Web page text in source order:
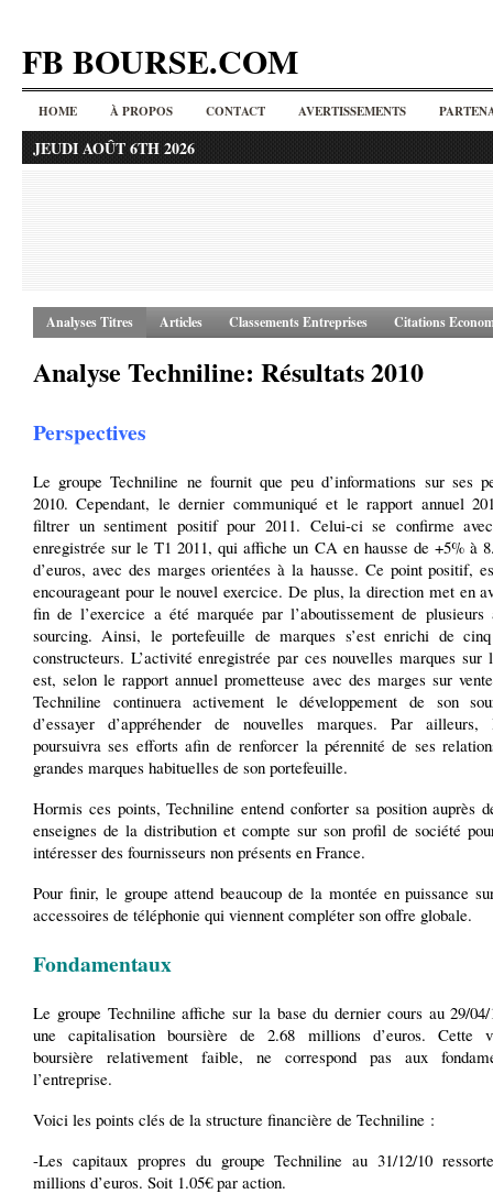
FB BOURSE.COM
HOME À PROPOS CONTACT AVERTISSEMENTS
JEUDI AOÛT 6TH 2026
Analyses Titres Articles Classements Entreprises Citations
Analyse Techniline: Résultats 2010
Perspectives
Le groupe Techniline ne fournit que peu d’informations sur ses
2010. Cependant, le dernier communiqué et le rapport annuel
filtrer un sentiment positif pour 2011. Celui-ci se confirme
enregistrée sur le T1 2011, qui affiche un CA en hausse de +5% à
d’euros, avec des marges orientées à la hausse. Ce point positif,
encourageant pour le nouvel exercice. De plus, la direction met en
fin de l’exercice a été marquée par l’aboutissement de plusieurs
sourcing. Ainsi, le portefeuille de marques s’est enrichi de cinq
constructeurs. L’activité enregistrée par ces nouvelles marques sur
est, selon le rapport annuel prometteuse avec des marges sur
Techniline continuera activement le développement de son
d’essayer d’appréhender de nouvelles marques. Par ailleurs,
poursuivra ses efforts afin de renforcer la pérennité de ses
grandes marques habituelles de son portefeuille.
Hormis ces points, Techniline entend conforter sa position auprès
enseignes de la distribution et compte sur son profil de société
intéresser des fournisseurs non présents en France.
Pour finir, le groupe attend beaucoup de la montée en puissance
accessoires de téléphonie qui viennent compléter son offre globale.
Fondamentaux
Le groupe Techniline affiche sur la base du dernier cours au 29/
une capitalisation boursière de 2.68 millions d’euros. Cette
boursière relativement faible, ne correspond pas aux
l’entreprise.
Voici les points clés de la structure financière de Techniline :
-Les capitaux propres du groupe Techniline au 31/12/10
millions d’euros. Soit 1.05€ par action.